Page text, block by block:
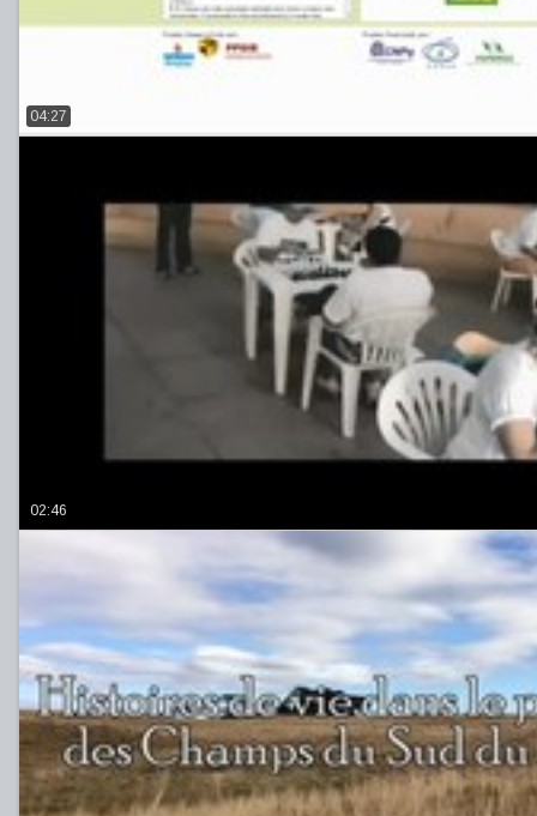
04:27
02:46